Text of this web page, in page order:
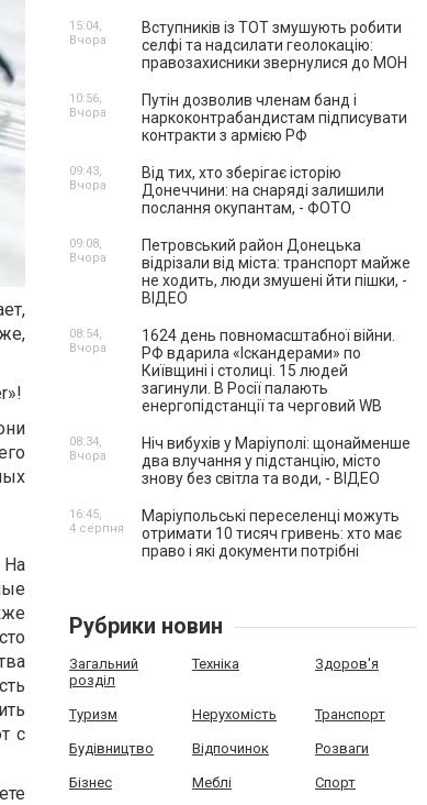
На
с
Вступників із ТОТ змушують робити
селфі та надсилати геолокацію:
правозахисники звернулися до МОН
15:04,
Вчора
Путін дозволив членам банд і
наркоконтрабандистам підписувати
контракти з армією РФ
10:56,
Вчора
Від тих, хто зберігає історію
Донеччини: на снаряді залишили
послання окупантам, - ФОТО
09:43,
Вчора
Петровський район Донецька
відрізали від міста: транспорт майже
не ходить, люди змушені йти пішки, -
ВІДЕО
09:08,
Вчора
1624 день повномасштабної війни.
РФ вдарила «Іскандерами» по
Київщині і столиці. 15 людей
загинули. В Росії палають
енергопідстанції та черговий WB
08:54,
Вчора
Ніч вибухів у Маріуполі: щонайменше
два влучання у підстанцію, місто
знову без світла та води, - ВІДЕО
08:34,
Вчора
Маріупольські переселенці можуть
отримати 10 тисяч гривень: хто має
право і які документи потрібні
16:45,
4 серпня
Рубрики новин
Загальний
розділ
Техніка Здоров'я
Туризм Нерухомість Транспорт
Будівництво Відпочинок Розваги
Бізнес Меблі Спорт